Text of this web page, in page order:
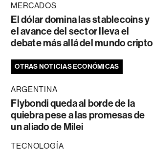
MERCADOS
El dólar domina las stablecoins y
el avance del sector lleva el
debate más allá del mundo cripto
OTRAS NOTICIAS ECONÓMICAS
ARGENTINA
Flybondi queda al borde de la
quiebra pese a las promesas de
un aliado de Milei
TECNOLOGÍA